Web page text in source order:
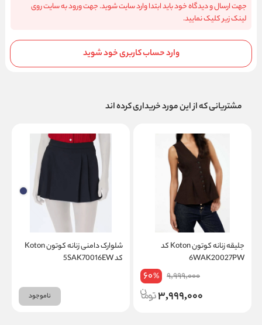
جهت ارسال و دیدگاه خود باید ابتدا وارد سایت شوید. جهت ورود به سایت روی
لینک زیر کلیک نمایید.
وارد حساب کاربری خود شوید
مشتریانی که از این مورد خریداری کرده اند
جلیقه زنانه کوتون Koton کد
6WAK20027PW
9,999,000
60%
3,999,000
شلوارک دامنی زنانه کوتون Koton
کد 5SAK70016EW
ناموجود